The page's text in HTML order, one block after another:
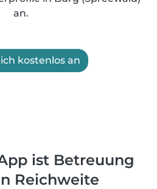
an.
kostenlos an
ist Betreuung
Reichweite